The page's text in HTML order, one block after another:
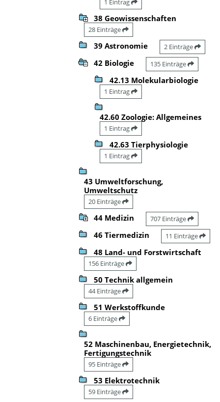
1 Eintrag
38 Geowissenschaften
28 Einträge
39 Astronomie 2 Einträge
42 Biologie 135 Einträge
42.13 Molekularbiologie
1 Eintrag
42.60 Zoologie: Allgemeines
1 Eintrag
42.63 Tierphysiologie
1 Eintrag
43 Umweltforschung,
Umweltschutz
20 Einträge
44 Medizin 707 Einträge
46 Tiermedizin 11 Einträge
48 Land- und Forstwirtschaft
156 Einträge
50 Technik allgemein
44 Einträge
51 Werkstoffkunde
6 Einträge
52 Maschinenbau, Energietechnik,
Fertigungstechnik
95 Einträge
53 Elektrotechnik
59 Einträge